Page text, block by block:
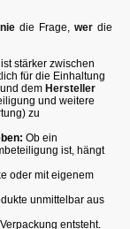
die Frage, wer die
stärker zwischen
für die Einhaltung
dem Hersteller
und weitere
zu
Ob ein
ist, hängt
oder mit eigenem
unmittelbar aus
entsteht.